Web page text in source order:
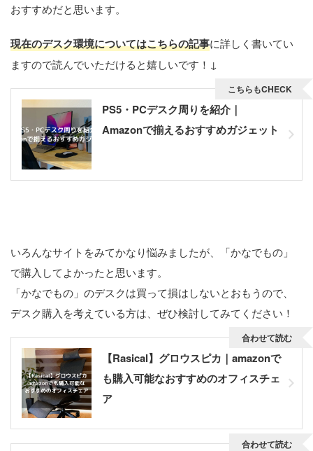
おすすめだと思います。
現在のデスク環境についてはこちらの記事に詳しく書いてい
ますので読んでいただけると嬉しいです！↓
PS5・PCデスク周りを紹介｜
Amazonで揃えるおすすめガジェット
こちらもCHECK
いろんなサイトをみてかなり悩みましたが、「かなでもの」
で購入してよかったと思います。
「かなでもの」のデスクは買って損はしないとおもうので、
デスク購入を考えている方は、ぜひ検討してみてください！
【Rasical】グロウスピカ｜amazonで
も購入可能なおすすめのオフィスチェ
ア
合わせて読む
合わせて読む